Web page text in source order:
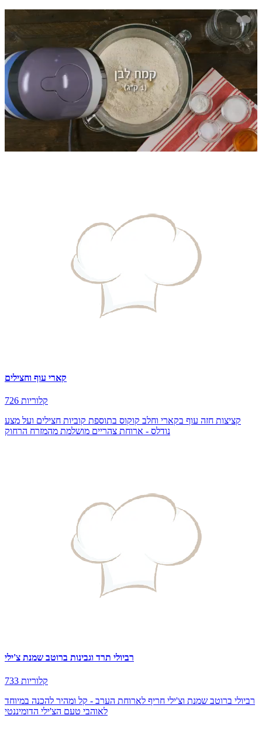
קארי עוף וחצילים
726 קלוריות
קציצות חזה עוף בקארי וחלב קוקוס בתוספת קוביות חצילים ועל מצע
נודלס - ארוחת צהריים מושלמת מהמזרח הרחוק
רביולי תרד וגבינות ברוטב שמנת צ'ילי
733 קלוריות
רביולי ברוטב שמנת וצ'ילי חריף לארוחת הערב - קל ומהיר להכנה במיוחד
לאוהבי טעם הצ'ילי הדומיננטי